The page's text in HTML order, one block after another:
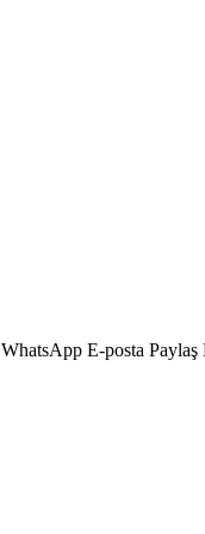
WhatsApp E-posta Paylaş